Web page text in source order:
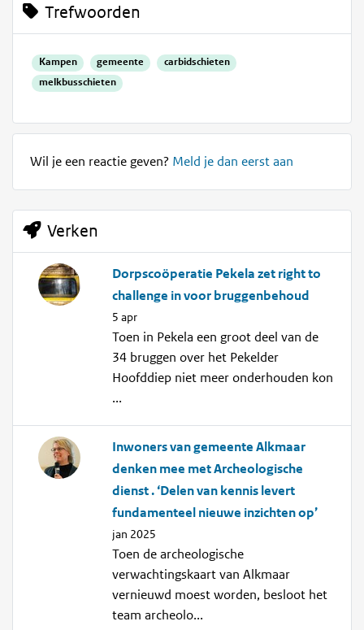
Trefwoorden
Kampen gemeente
carbidschieten
melkbusschieten
Wil je een reactie geven? Meld je dan eerst aan
Verken
Dorpscoöperatie Pekela zet right to
challenge in voor bruggenbehoud
5 apr
Toen in Pekela een groot deel van de
34 bruggen over het Pekelder
Hoofddiep niet meer onderhouden kon
...
Inwoners van gemeente Alkmaar
denken mee met Archeologische
dienst . ‘Delen van kennis levert
fundamenteel nieuwe inzichten op’
jan 2025
Toen de archeologische
verwachtingskaart van Alkmaar
vernieuwd moest worden, besloot het
team archeolo...